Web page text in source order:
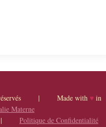
réservés | Made with ♥in
Materne
Politique de Confidentialité